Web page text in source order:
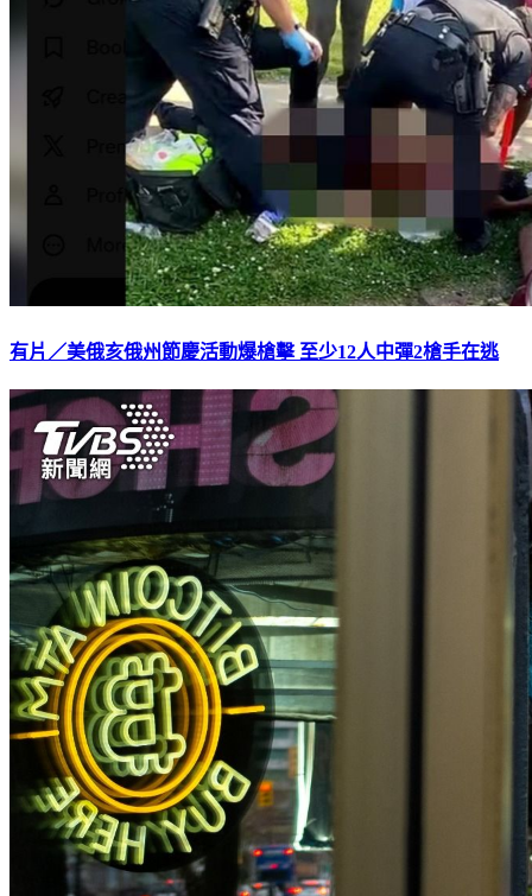
有片／美俄亥俄州節慶活動爆槍擊 至少12人中彈2槍手在逃